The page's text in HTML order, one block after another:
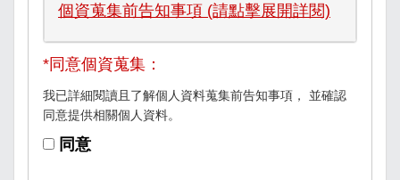
個資蒐集前告知事項 (請點擊展開詳閱)
*同意個資蒐集：
我已詳細閱讀且了解個人資料蒐集前告知事項， 並確認
同意提供相關個人資料。
同意